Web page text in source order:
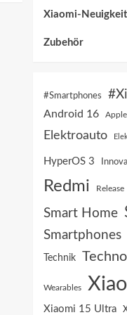
Xiaomi-
Zubehör
#Smartphones
Android 16 Apple
Elektroauto
HyperOS 3
Redmi
Release
Smart Home
Smartphones
Technik
Wearables
Xiaomi 15 Ultra